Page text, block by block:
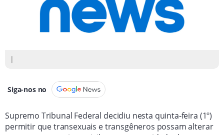
|
Siga-nos no
Supremo Tribunal Federal decidiu nesta quinta-feira (1º)
permitir que transexuais e transgêneros possam alterar